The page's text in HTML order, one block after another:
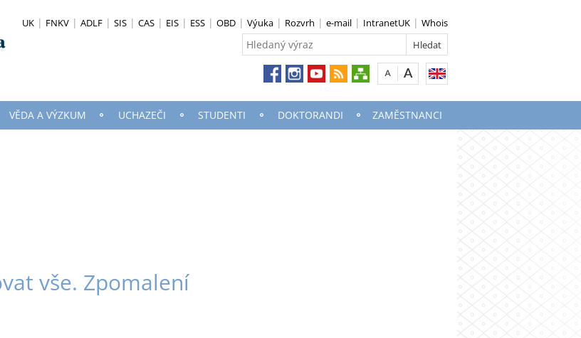
UK FNKV ADLF SIS CAS EIS ESS OBD Výuka Rozvrh e-mail IntranetUK Whois
VĚDA A VÝZKUM UCHAZEČI STUDENTI DOKTORANDI ZAMĚSTNANCI
vše. Zpomalení